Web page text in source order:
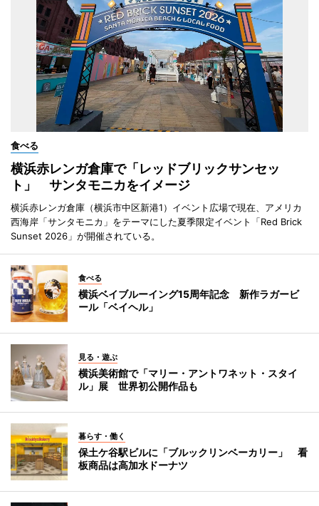
食べる
横浜赤レンガ倉庫で「レッドブリックサンセッ
ト」 サンタモニカをイメージ
横浜赤レンガ倉庫（横浜市中区新港1）イベント広場で現在、アメリカ
西海岸「サンタモニカ」をテーマにした夏季限定イベント「Red Brick
Sunset 2026」が開催されている。
食べる
横浜ベイブルーイング15周年記念 新作ラガービ
ール「ベイヘル」
見る・遊ぶ
横浜美術館で「マリー・アントワネット・スタイ
ル」展 世界初公開作品も
暮らす・働く
保土ケ谷駅ビルに「ブルックリンベーカリー」 看
板商品は高加水ドーナツ